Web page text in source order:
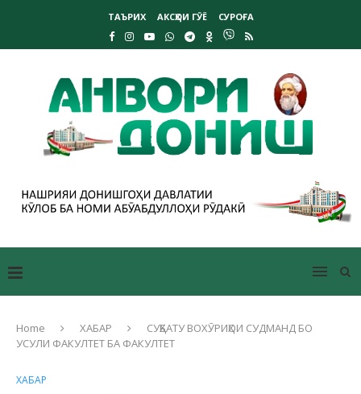
ТАЪРИХ АКСҲОИ ГӮЁ СУРОҒА
Home ХАБАР
СУҲБАТУ ВОХӮРИҲОИ СУДМАНД БО
УСУЛИ ФАКУЛТЕТ БА ФАКУЛТЕТ
ХАБАР